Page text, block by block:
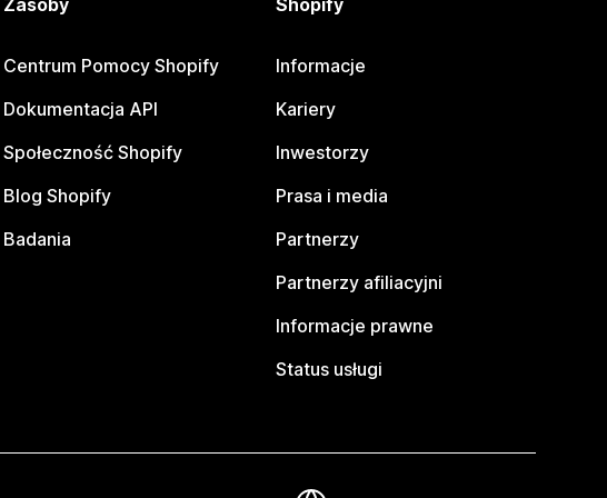
Zasoby
Centrum Pomocy Shopify
Dokumentacja API
Społeczność Shopify
Blog Shopify
Badania
Shopify
Informacje
Kariery
Inwestorzy
Prasa i media
Partnerzy
Partnerzy afiliacyjni
Informacje prawne
Status usługi